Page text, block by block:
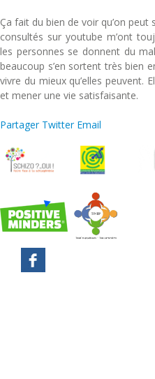
Ça fait du bien de voir qu’on peut
consultés sur youtube m’ont
les personnes se donnent du
beaucoup s’en sortent très bien
vivre du mieux qu’elles peuvent.
et mener une vie satisfaisante.
Partager Twitter Email